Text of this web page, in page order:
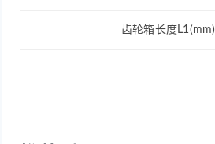
齿轮箱长度L1(mm)